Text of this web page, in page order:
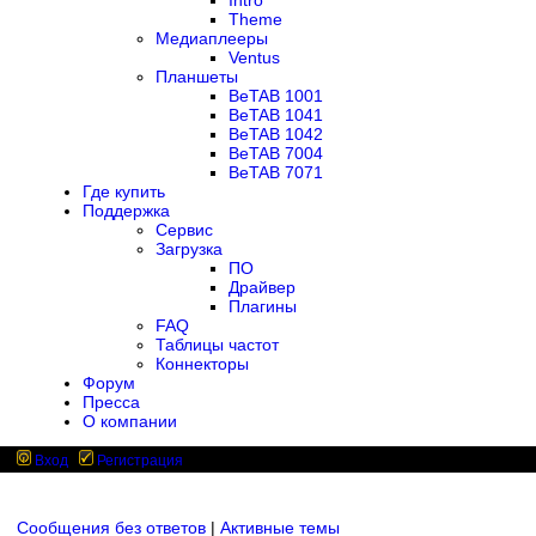
Theme
Медиаплееры
Ventus
Планшеты
BeTAB 1001
BeTAB 1041
BeTAB 1042
BeTAB 7004
BeTAB 7071
Где купить
Поддержка
Сервис
Загрузка
ПО
Драйвер
Плагины
FAQ
Таблицы частот
Коннекторы
Форум
Пресса
О компании
Вход Регистрация
Сообщения без ответов | Активные темы